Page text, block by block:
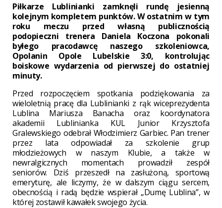
Piłkarze Lublinianki zamknęli rundę jesienną
kolejnym kompletem punktów. W ostatnim w tym
roku meczu przed własną publicznością
podopieczni trenera Daniela Koczona pokonali
byłego pracodawcę naszego szkoleniowca,
Opolanin Opole Lubelskie 3:0, kontrolując
boiskowe wydarzenia od pierwszej do ostatniej
minuty.
Przed rozpoczęciem spotkania podziękowania za
wieloletnią pracę dla Lublinianki z rąk wiceprezydenta
Lublina Mariusza Banacha oraz koordynatora
akademii Lublinianka KUL Junior Krzysztofa
Gralewskiego odebrał Włodzimierz Garbiec. Pan trener
przez lata odpowiadał za szkolenie grup
młodzieżowych w naszym Klubie, a także w
newralgicznych momentach prowadził zespół
seniorów. Dziś przeszedł na zasłużoną, sportową
emeryturę, ale liczymy, że w dalszym ciągu sercem,
obecnością i radą będzie wspierał „Dumę Lublina”, w
której zostawił kawałek swojego życia.